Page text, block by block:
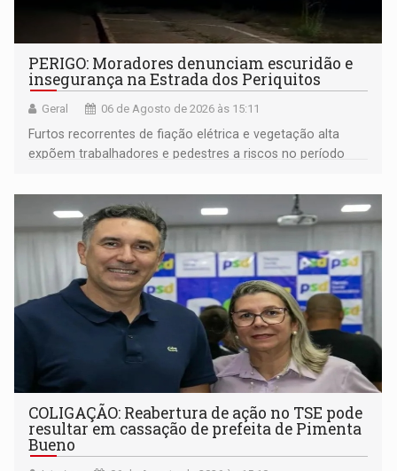
PERIGO: Moradores denunciam escuridão e
insegurança na Estrada dos Periquitos
Geral 06 de Agosto de 2026 às 15:11
Furtos recorrentes de fiação elétrica e vegetação alta
expõem trabalhadores e pedestres a riscos no período
COLIGAÇÃO: Reabertura de ação no TSE pode
resultar em cassação de prefeita de Pimenta
Bueno